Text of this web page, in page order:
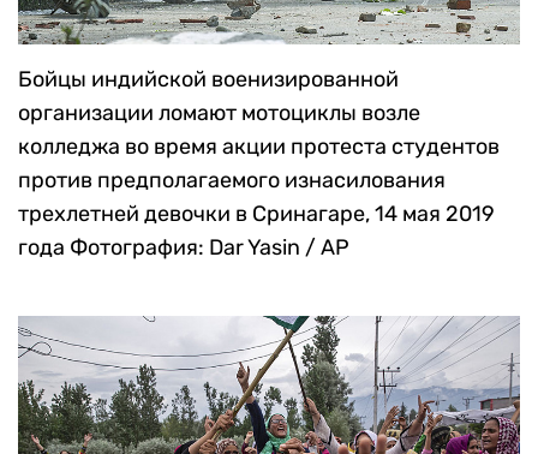
Бойцы индийской военизированной
организации ломают мотоциклы возле
колледжа во время акции протеста студентов
против предполагаемого изнасилования
трехлетней девочки в Сринагаре, 14 мая 2019
года Фотография: Dar Yasin / AP